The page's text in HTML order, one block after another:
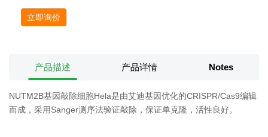
立即询价
产品描述 产品详情 Notes
NUTM2B基因敲除细胞Hela是由艾迪基因优化的CRISPR/Cas9编辑
而成，采用Sanger测序法验证敲除，保证单克隆，活性良好。